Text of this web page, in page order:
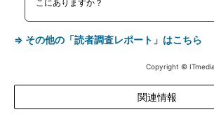
こにありますか？
⇒ その他の「読者調査レポート」はこちら
Copyright ©
関連情報